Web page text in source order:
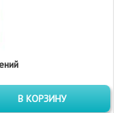
В КОРЗИНУ